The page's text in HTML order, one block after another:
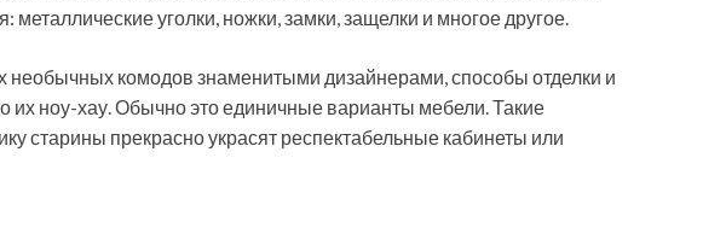
уголки, ножки, замки, защелки и многое другое.
необычных комодов знаменитыми дизайнерами, способы отделки и
их ноу-хау. Обычно это единичные варианты мебели. Такие
старины прекрасно украсят респектабельные кабинеты или